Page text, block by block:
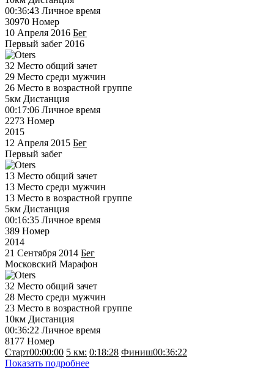
00:36:43 Личное время
30970 Номер
10 Апреля 2016 Бег
Первый забег 2016
32 Место общий зачет
29 Место среди мужчин
26 Место в возрастной группе
5км Дистанция
00:17:06 Личное время
2273 Номер
2015
12 Апреля 2015 Бег
Первый забег
13 Место общий зачет
13 Место среди мужчин
13 Место в возрастной группе
5км Дистанция
00:16:35 Личное время
389 Номер
2014
21 Сентября 2014 Бег
Московский Марафон
32 Место общий зачет
28 Место среди мужчин
23 Место в возрастной группе
10км Дистанция
00:36:22 Личное время
8177 Номер
Старт00:00:00 5 км: 0:18:28 Финиш00:36:22
Показать подробнее